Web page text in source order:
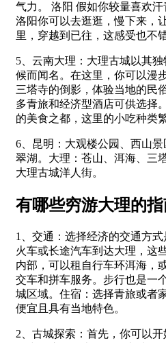
气力。 洛阳 假如你较量喜欢
洛阳你可以去逛逛，慢下来，
里，穿越到已往，这感受也不错
5、云南大理：大理古城以其
候而闻名。在这里，你可以漫
三塔寺的倒影，体验当地的民
多青旅和经济型酒店可供选择
的美食之都，这里的小吃种类
6、昆明：大观楼公园、西山景
翠湖。大理：苍山、洱海、三
大理古城洋人街。
有哪些穷游大理的
1、交通：选择经济的交通方
火车或长途汽车到达大理，这
内部，可以租自行车环洱海，
交车和拼车服务。步行也是一
城区域。住宿：选择青旅或者
便宜且具有当地特色。
2、古城探索：首先，你可以